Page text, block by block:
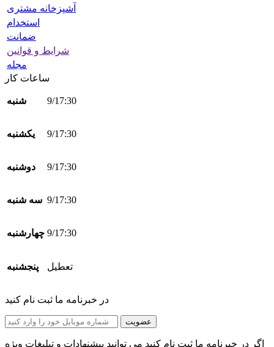
آشپزخانه مشتری
استخدام
ضمانت
شرایط و قوانین
مجله
ساعات کار
شنبه 9/17:30
یکشنبه 9/17:30
دوشنبه 9/17:30
سه شنبه 9/17:30
چهارشنبه 9/17:30
پنجشنبه تعطیل
در خبرنامه ما ثبت نام کنید
عضویت
اگر در خبرنامه ما ثبت نام کنید می توانید پیشنهادات و تبلیغات ویژه